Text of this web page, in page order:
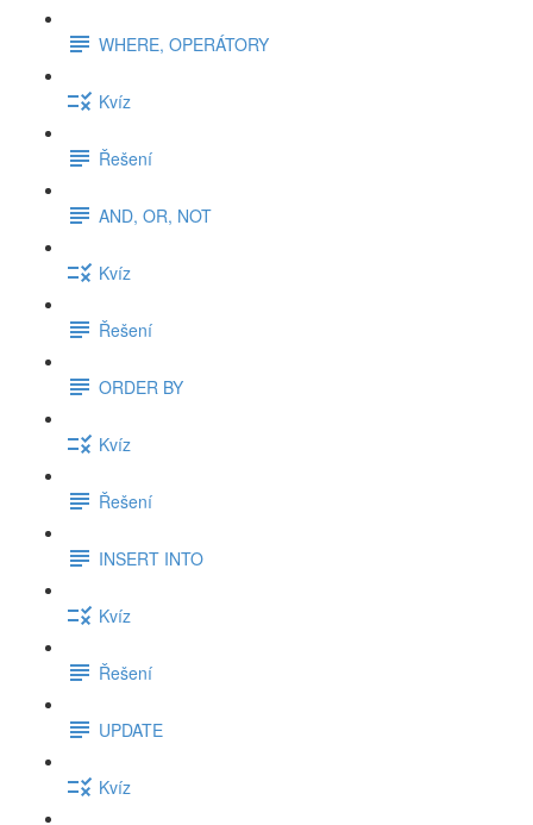
WHERE, OPERÁTORY
Kvíz
Řešení
AND, OR, NOT
Kvíz
Řešení
ORDER BY
Kvíz
Řešení
INSERT INTO
Kvíz
Řešení
UPDATE
Kvíz